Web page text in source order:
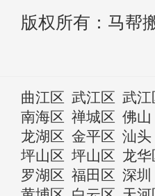
版权所有：马帮
曲江区 武江区 武江
南海区 禅城区 佛山
龙湖区 金平区 汕头
坪山区 坪山区 龙华
罗湖区 福田区 深圳